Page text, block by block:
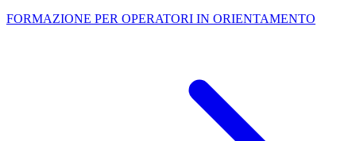
FORMAZIONE PER OPERATORI IN ORIENTAMENTO